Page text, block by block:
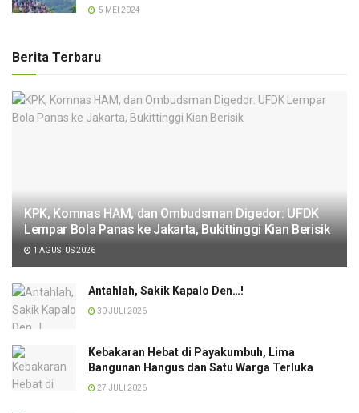
5 MEI 2024
Berita Terbaru
KPK, Komnas HAM, dan Ombudsman Digedor: UFDK
Lempar Bola Panas ke Jakarta, Bukittinggi Kian Berisik
1 AGUSTUS 2026
Antahlah, Sakik Kapalo Den…!
30 JULI 2026
Kebakaran Hebat di Payakumbuh, Lima
Bangunan Hangus dan Satu Warga Terluka
27 JULI 2026